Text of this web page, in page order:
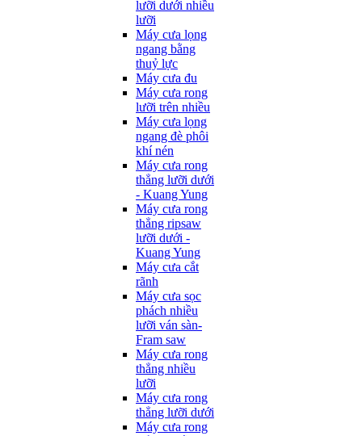
lưỡi dưới nhiều
lưỡi
Máy cưa lọng
ngang bằng
thuỷ lực
Máy cưa đu
Máy cưa rong
lưỡi trên nhiều
Máy cưa lọng
ngang đè phôi
khí nén
Máy cưa rong
thẳng lưỡi dưới
- Kuang Yung
Máy cưa rong
thẳng ripsaw
lưỡi dưới -
Kuang Yung
Máy cưa cắt
rãnh
Máy cưa sọc
phách nhiều
lưỡi ván sàn-
Fram saw
Máy cưa rong
thẳng nhiều
lưỡi
Máy cưa rong
thẳng lưỡi dưới
Máy cưa rong